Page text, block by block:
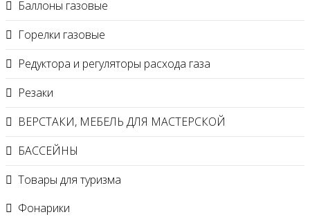
Баллоны газовые
Горелки газовые
Редуктора и регуляторы расхода газа
Резаки
ВЕРСТАКИ, МЕБЕЛЬ ДЛЯ МАСТЕРСКОЙ
БАССЕЙНЫ
Товары для туризма
Фонарики